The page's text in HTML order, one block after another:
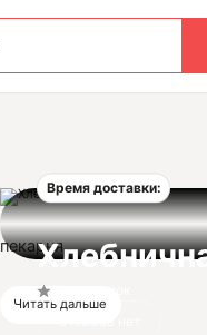
Время доставки:
пекарня
Читать дальше